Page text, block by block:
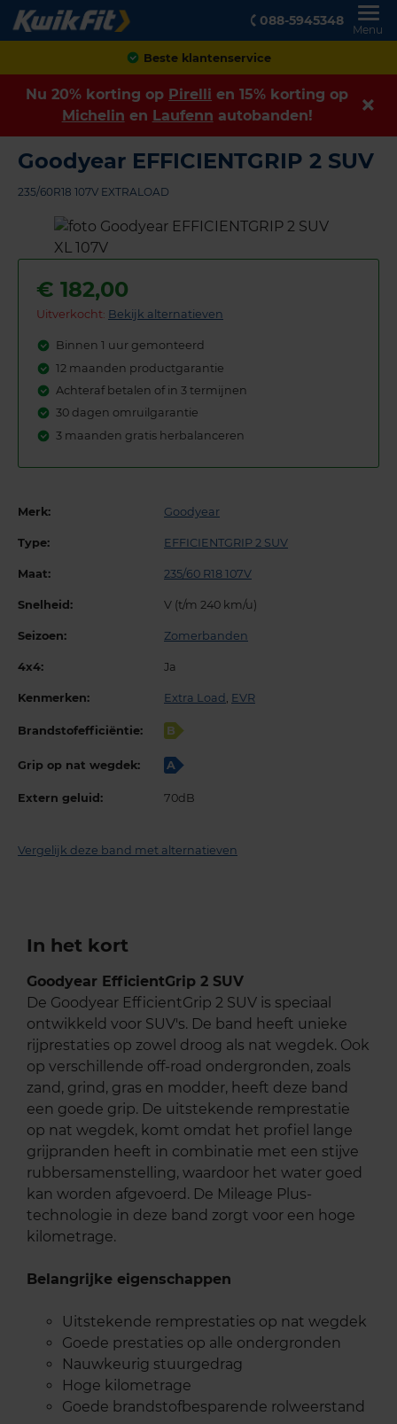
088-5945348
Menu
Achteraf betalen
Nu 20% korting op Pirelli en 15% korting op
Michelin en Laufenn autobanden!
Goodyear EFFICIENTGRIP 2 SUV
235/60R18 107V EXTRALOAD
€ 182,00
Uitverkocht: Bekijk alternatieven
Binnen 1 uur gemonteerd
12 maanden productgarantie
Achteraf betalen of in 3 termijnen
30 dagen omruilgarantie
3 maanden gratis herbalanceren
Merk: Goodyear
Type: EFFICIENTGRIP 2 SUV
Maat: 235/60 R18 107V
Snelheid: V (t/m 240 km/u)
Seizoen: Zomerbanden
4x4: Ja
Kenmerken: Extra Load , EVR
Brandstofefficiëntie: B
Grip op nat wegdek: A
Extern geluid: 70dB
Vergelijk deze band met alternatieven
In het kort
Goodyear EfficientGrip 2 SUV
De Goodyear EfficientGrip 2 SUV is speciaal
ontwikkeld voor SUV's. De band heeft unieke
rijprestaties op zowel droog als nat wegdek. Ook
op verschillende off-road ondergronden, zoals
zand, grind, gras en modder, heeft deze band
een goede grip. De uitstekende remprestatie
op nat wegdek, komt omdat het profiel lange
grijpranden heeft in combinatie met een stijve
rubbersamenstelling, waardoor het water goed
kan worden afgevoerd. De Mileage Plus-
technologie in deze band zorgt voor een hoge
kilometrage.
Belangrijke eigenschappen
Uitstekende remprestaties op nat wegdek
Goede prestaties op alle ondergronden
Nauwkeurig stuurgedrag
Hoge kilometrage
Goede brandstofbesparende rolweerstand